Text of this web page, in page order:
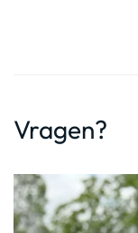
Vragen?